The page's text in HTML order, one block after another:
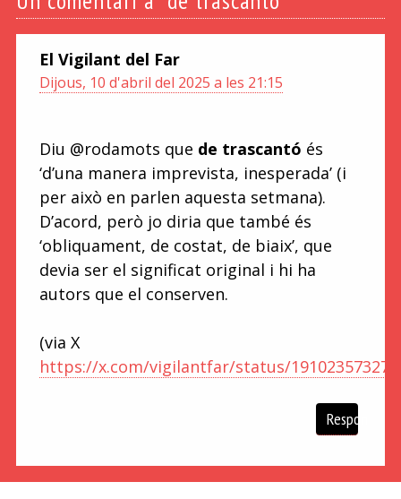
El Vigilant del Far
Dijous, 10 d'abril del 2025 a les 21:15
Diu @rodamots que de trascantó és
‘d’una manera imprevista, inesperada’ (i
per això en parlen aquesta setmana).
D’acord, però jo diria que també és
‘obliquament, de costat, de biaix’, que
devia ser el significat original i hi ha
autors que el conserven.
(via X
https://x.com/vigilantfar/status/
Respon